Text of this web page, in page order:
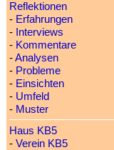
Reflektionen
- Erfahrungen
- Interviews
- Kommentare
-Analysen
- Probleme
- Einsichten
- Umfeld
- Muster
Haus KB5
- Verein KB5